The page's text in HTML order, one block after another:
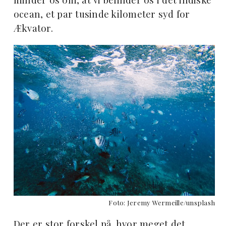
ocean, et par tusinde kilometer syd for
Ækvator.
Foto: Jeremy Wermeille/unsplash